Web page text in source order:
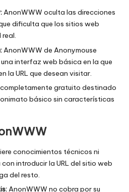
AnonWWW oculta las direcciones
dificulta que los sitios web
AnonWWW de Anonymouse
interfaz web básica en la que
la URL que desean visitar.
completamente gratuito destinado
básico sin características
conocimientos técnicos ni
introducir la URL del sitio web
del resto.
AnonWWW no cobra por su